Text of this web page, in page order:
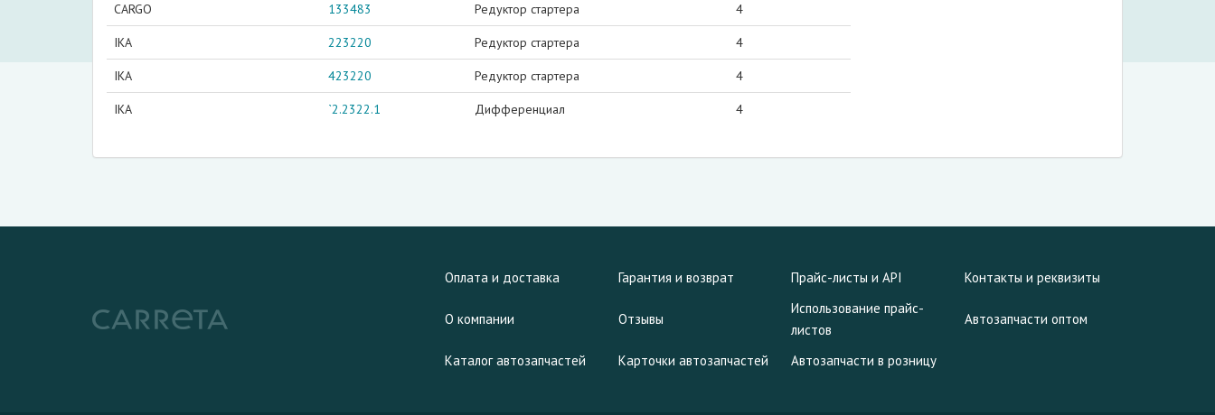
CARGO 133483 Редуктор стартера 4
IKA 223220 Редуктор стартера 4
IKA 423220 Редуктор стартера 4
IKA `2.2322.1 Дифференциал 4
Оплата и доставка Гарантия и возврат Прайс-листы и API Контакты и реквизиты
О компании Отзывы
Использование прайс-
листов
Автозапчасти оптом
Каталог автозапчастей Карточки автозапчастей Автозапчасти в розницу